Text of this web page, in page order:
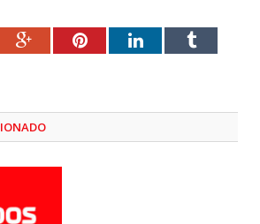
Google+PinterestLinkedInTumblr